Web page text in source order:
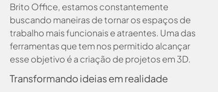
Brito Office, estamos constantemente
buscando maneiras de tornar os espaços de
trabalho mais funcionais e atraentes. Uma das
ferramentas que tem nos permitido alcançar
esse objetivo é a criação de projetos em 3D.
Transformando ideias em realidade